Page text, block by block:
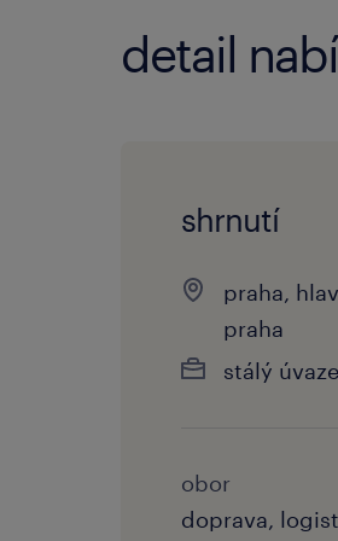
detail
shrnutí
praha,
praha
stálý
obor
doprava,